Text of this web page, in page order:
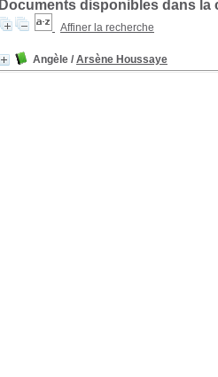
Documents disponibles dans la
Affiner la recherche
Angèle / Arsène Houssaye